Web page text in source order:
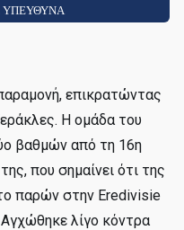
ΥΠΕΥΘΥΝΑ
επικρατώντας
Η ομάδα του
βαθμών από τη 16η
που σημαίνει ότι της
παρών στην Eredivisie
λίγο κόντρα